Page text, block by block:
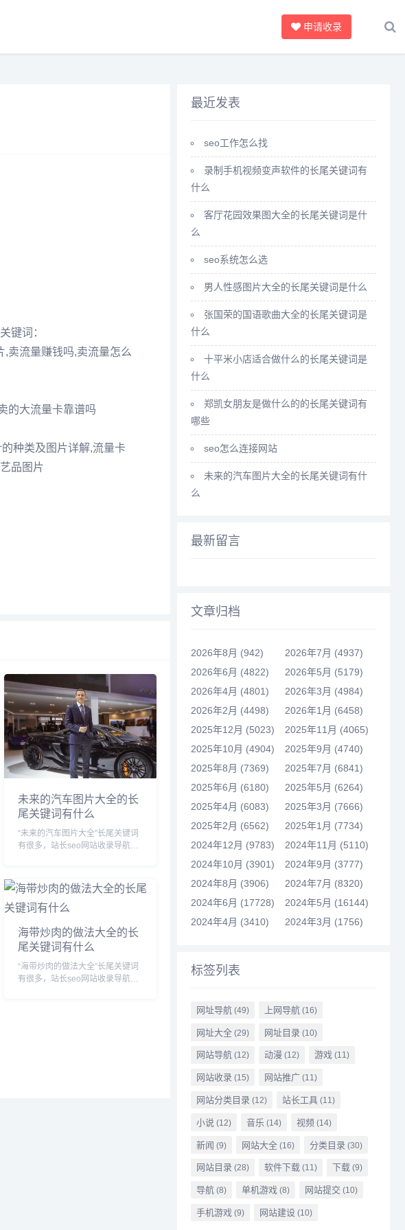
申请收录
键词：
卖流量赚钱吗,卖流量怎么
的大流量卡靠谱吗
种类及图片详解,流量卡
品图片
未来的汽车图片大全的长
尾关键词有什么
“未来的汽车图片大全”长尾关键词
有很多，站长seo网站收录导航网
词：未来的汽车图片大全大图,未
来的汽车图片大全简笔画,未来汽
车图片大全简单,...
海带炒肉的做法大全的长
尾关键词有什么
“海带炒肉的做法大全”长尾关键词
有很多，站长seo网站收录导航网
最近发表
seo工作怎么找
录制手机视频变声软件的长尾关键词有
什么
客厅花园效果图大全的长尾关键词是什
么
seo系统怎么选
男人性感图片大全的长尾关键词是什么
张国荣的国语歌曲大全的长尾关键词是
什么
十平米小店适合做什么的长尾关键词是
什么
郑凯女朋友是做什么的的长尾关键词有
哪些
seo怎么连接网站
未来的汽车图片大全的长尾关键词有什
么
最新留言
文章归档
2026年8月 (942)
2026年7月 (4937)
2026年6月 (4822)
2026年5月 (5179)
2026年4月 (4801)
2026年3月 (4984)
2026年2月 (4498)
2026年1月 (6458)
2025年12月 (5023)
2025年11月 (4065)
2025年10月 (4904)
2025年9月 (4740)
2025年8月 (7369)
2025年7月 (6841)
2025年6月 (6180)
2025年5月 (6264)
2025年4月 (6083)
2025年3月 (7666)
2025年2月 (6562)
2025年1月 (7734)
2024年12月 (9783)
2024年11月 (5110)
2024年10月 (3901)
2024年9月 (3777)
2024年8月 (3906)
2024年7月 (8320)
2024年6月 (17728)
2024年5月 (16144)
2024年4月 (3410)
2024年3月 (1756)
标签列表
网址导航(49) 上网导航(16)
网址大全(29) 网址目录(10)
网站导航(12) 动漫 (12) 游戏 (11)
网站收录(15) 网站推广(11)
网站分类目录(12) 站长工具(11)
小说 (12) 音乐 (14) 视频 (14)
新闻 (9) 网站大全(16) 分类目录 (30)
网站目录(28) 软件下载(11) 下载 (9)
导航(8) 单机游戏(8) 网站提交 (10)
手机游戏(9) 网站建设(10)